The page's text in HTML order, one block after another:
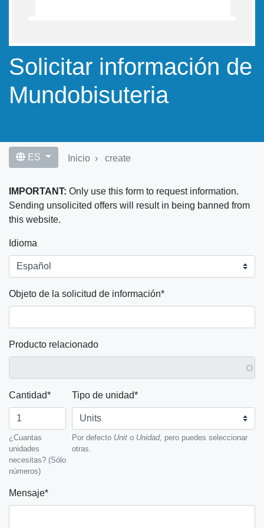
Solicitar información de
Mundobisuteria
ES Inicio create
IMPORTANT: Only use this form to request information.
Sending unsolicited offers will result in being banned from
this website.
Idioma
Objeto de la solicitud de información
Producto relacionado
Cantidad
¿Cuantas
unidades
necesitas? (Sólo
números)
Tipo de unidad
Por defecto Unit o Unidad, pero puedes seleccionar
otras.
Mensaje